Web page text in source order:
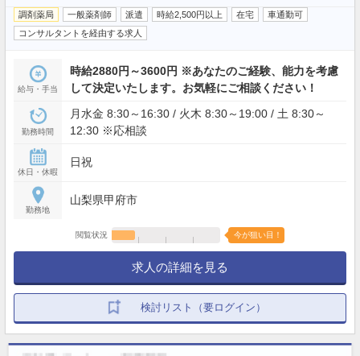
調剤薬局 一般薬剤師 派遣 時給2,500円以上 在宅
車通勤可
コンサルタントを経由する求人
給与・手当
時給2880円～3600円 ※あなたのご経験、能力を考慮
して決定いたします。お気軽にご相談ください！
勤務時間
月水金 8:30～16:30 / 火木 8:30～19:00 / 土 8:30～
12:30 ※応相談
休日・休暇
日祝
勤務地
山梨県甲府市
閲覧状況 今が狙い目！
求人の詳細を見る
検討リスト（要ログイン）